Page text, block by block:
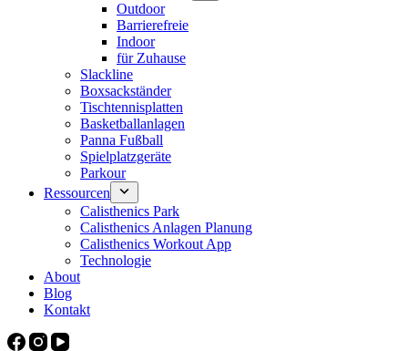
Outdoor
Barrierefreie
Indoor
für Zuhause
Slackline
Boxsackständer
Tischtennisplatten
Basketballanlagen
Panna Fußball
Spielplatzgeräte
Parkour
Ressourcen
Calisthenics Park
Calisthenics Anlagen Planung
Calisthenics Workout App
Technologie
About
Blog
Kontakt